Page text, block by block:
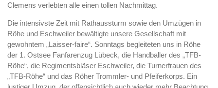
Clemens verlebten alle einen tollen Nachmittag.
Die intensivste Zeit mit Rathaussturm sowie den Umzügen in
Röhe und Eschweiler bewältigte unsere Gesellschaft mit
gewohntem „Laisser-faire“. Sonntags begleiteten uns in Röhe
der 1. Ostsee Fanfarenzug Lübeck, die Handballer des „TFB-
Röhe“, die Regimentsbläser Eschweiler, die Turnerfrauen des
„TFB-Röhe“ und das Röher Trommler- und Pfeiferkorps. Ein